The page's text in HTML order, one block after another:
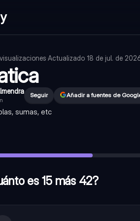
visualizaciones·Actualizado 18 de jul. de
Seguir Añadir a fuentes de
sumas, etc
es 15 más 42?
67 y 23?—90